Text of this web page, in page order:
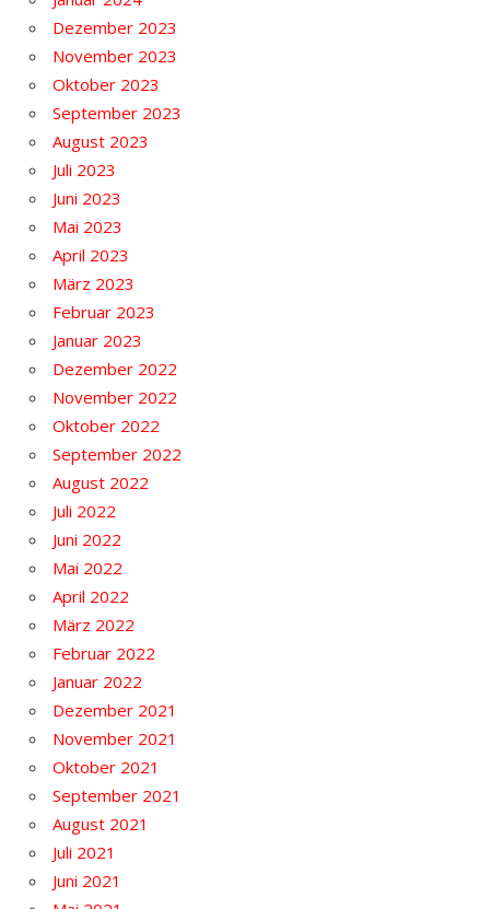
Dezember 2023
November 2023
Oktober 2023
September 2023
August 2023
Juli 2023
Juni 2023
Mai 2023
April 2023
März 2023
Februar 2023
Januar 2023
Dezember 2022
November 2022
Oktober 2022
September 2022
August 2022
Juli 2022
Juni 2022
Mai 2022
April 2022
März 2022
Februar 2022
Januar 2022
Dezember 2021
November 2021
Oktober 2021
September 2021
August 2021
Juli 2021
Juni 2021